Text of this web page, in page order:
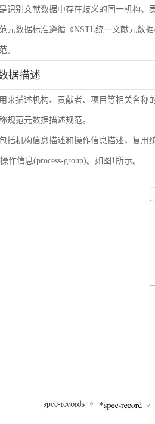
识别文献数据中存在歧义的同一机构
元数据标准遵循《NSTL统一文献元数
。
据描述
来描述机构、贡献者、项目等相关名
规范元数据描述规范。
括机构信息描述和操作信息描述，复用
作信息(process-group)。如图1所示。